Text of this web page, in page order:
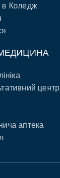
в Коледж
центр
аптека